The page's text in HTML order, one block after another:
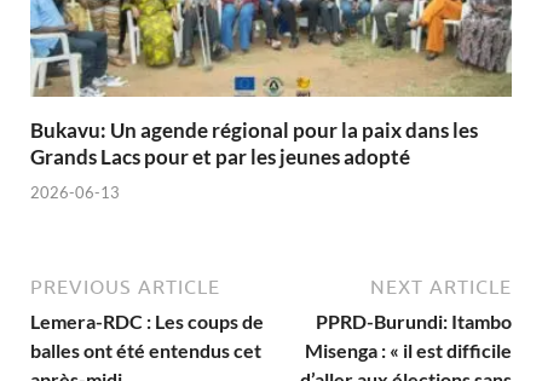
Bukavu: Un agende régional pour la paix dans les
Grands Lacs pour et par les jeunes adopté
2026-06-13
PREVIOUS ARTICLE
Lemera-RDC : Les coups de
balles ont été entendus cet
NEXT ARTICLE
PPRD-Burundi: Itambo
Misenga : « il est difficile